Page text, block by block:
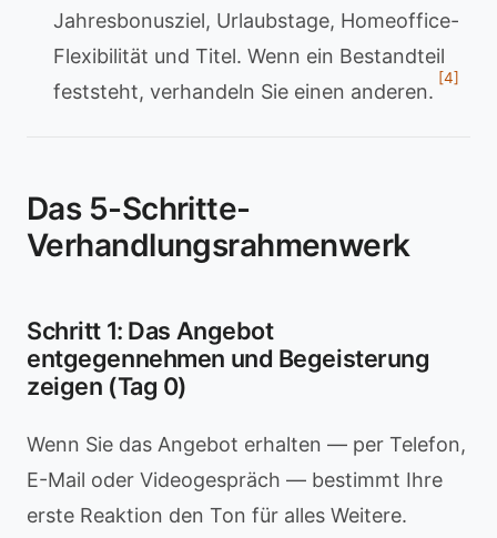
Jahresbonusziel, Urlaubstage, Homeoffice-
Flexibilität und Titel. Wenn ein Bestandteil
feststeht, verhandeln Sie einen anderen.
[4]
Das 5-Schritte-
Verhandlungsrahmenwerk
Schritt 1: Das Angebot
entgegennehmen und Begeisterung
zeigen (Tag 0)
Wenn Sie das Angebot erhalten — per Telefon,
E-Mail oder Videogespräch — bestimmt Ihre
erste Reaktion den Ton für alles Weitere.